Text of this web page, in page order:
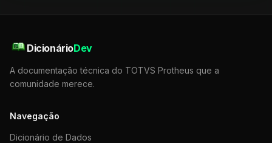
DicionárioDev
A documentação técnica do TOTVS Protheus que a
comunidade merece.
Navegação
Dicionário de Dados